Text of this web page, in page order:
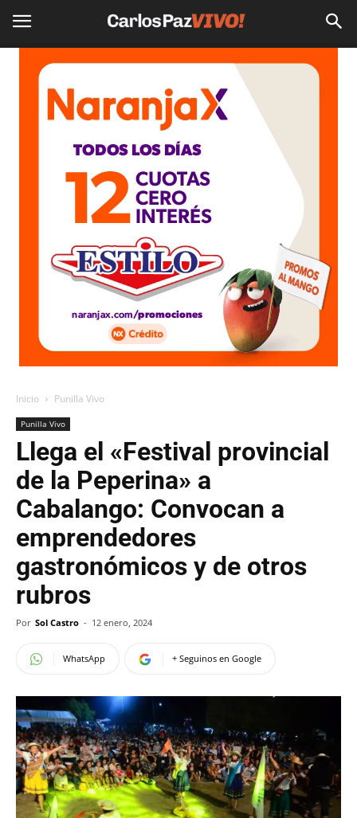
Inicio Punilla Vivo
Punilla Vivo
Llega el «Festival provincial
de la Peperina» a
Cabalango: Convocan a
emprendedores
gastronómicos y de otros
rubros
Por Sol Castro - 12 enero, 2024
WhatsApp + Seguinos en Google